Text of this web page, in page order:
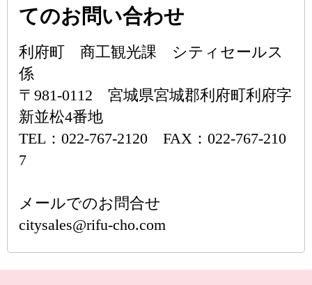
てのお問い合わせ
利府町 商工観光課 シティセールス
係
〒981-0112 宮城県宮城郡利府町利府字
新並松4番地
TEL：022-767-2120 FAX：022-767-210
7
メールでのお問合せ
citysales@rifu-cho.com